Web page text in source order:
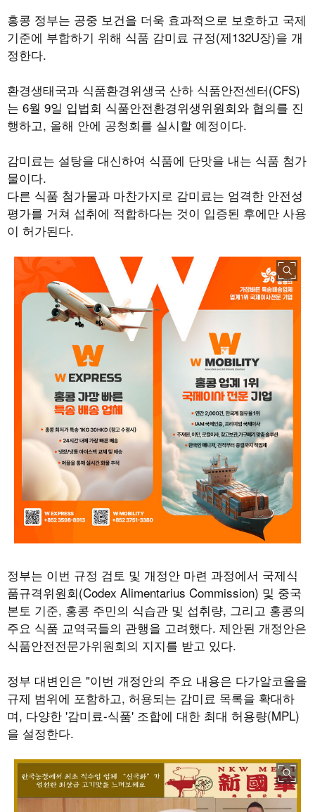
홍콩 정부는 공중 보건을 더욱 효과적으로 보호하고 국제
기준에 부합하기 위해 식품 감미료 규정(제132U장)을 개
정한다.
환경생태국과 식품환경위생국 산하 식품안전센터(CFS)
는 6월 9일 입법회 식품안전환경위생위원회와 협의를 진
행하고, 올해 안에 공청회를 실시할 예정이다.
감미료는 설탕을 대신하여 식품에 단맛을 내는 식품 첨가
물이다.
다른 식품 첨가물과 마찬가지로 감미료는 엄격한 안전성
평가를 거쳐 섭취에 적합하다는 것이 입증된 후에만 사용
이 허가된다.
정부는 이번 규정 검토 및 개정안 마련 과정에서 국제식
품규격위원회(Codex Alimentarius Commission) 및 중국
본토 기준, 홍콩 주민의 식습관 및 섭취량, 그리고 홍콩의
주요 식품 교역국들의 관행을 고려했다. 제안된 개정안은
식품안전전문가위원회의 지지를 받고 있다.
정부 대변인은 "이번 개정안의 주요 내용은 다가알코올을
규제 범위에 포함하고, 허용되는 감미료 목록을 확대하
며, 다양한 '감미료-식품' 조합에 대한 최대 허용량(MPL)
을 설정한다.